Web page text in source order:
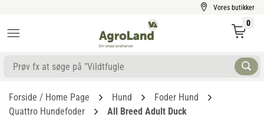
Vores butikker
0
Forside / Home Page Hund
Foder Hund
Quattro Hundefoder
All Breed Adult Duck